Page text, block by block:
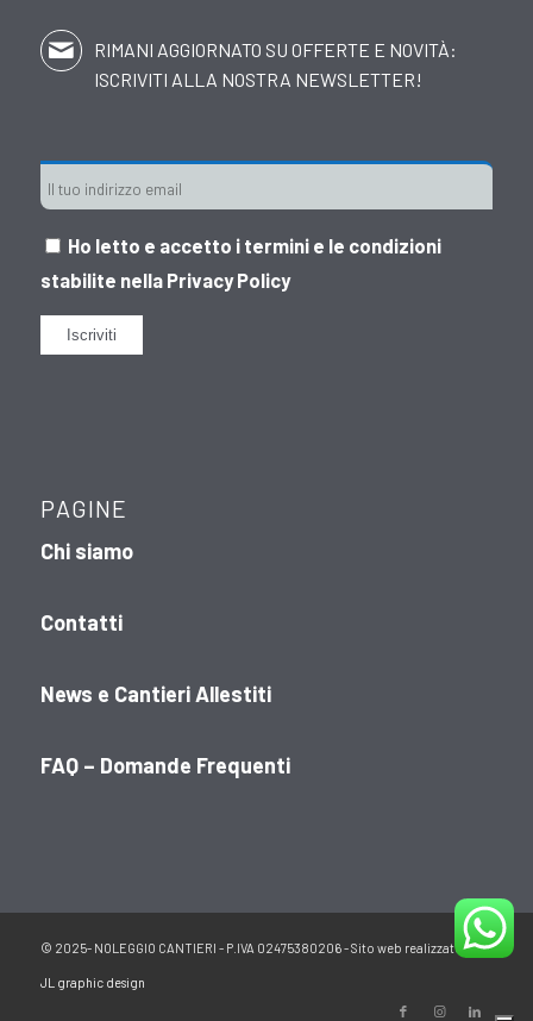
RIMANI AGGIORNATO SU OFFERTE E NOVITÀ:
ISCRIVITI ALLA NOSTRA NEWSLETTER!
Ho letto e accetto i termini e le condizioni
stabilite nella Privacy Policy
PAGINE
Chi siamo
Contatti
News e Cantieri Allestiti
FAQ – Domande Frequenti
© 2025- NOLEGGIO CANTIERI - P.IVA 02475380206 - Sito web realizzato da:
JL graphic design